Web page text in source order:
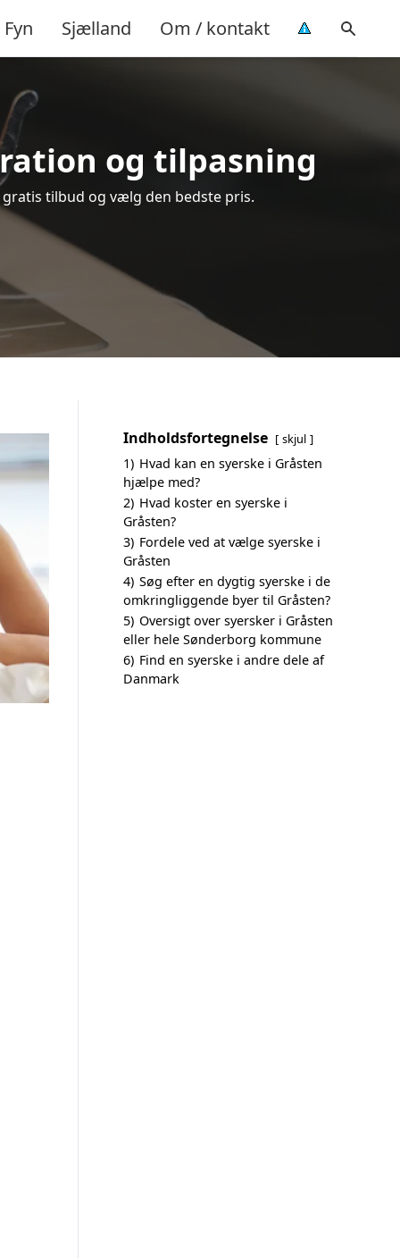
Fyn Sjælland Om / kontakt
og tilpasning
tilbud og vælg den bedste pris.
Indholdsfortegnelse skjul
1) Hvad kan en syerske i Gråsten
hjælpe med?
2) Hvad koster en syerske i
Gråsten?
3) Fordele ved at vælge syerske i
Gråsten
4) Søg efter en dygtig syerske i de
omkringliggende byer til Gråsten?
5) Oversigt over syersker i Gråsten
eller hele Sønderborg kommune
6) Find en syerske i andre dele af
Danmark